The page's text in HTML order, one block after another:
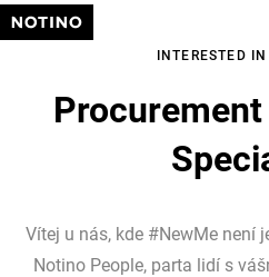
INTERESTED
Vítej u nás, kde #NewMe není
Notino People, parta lidí s